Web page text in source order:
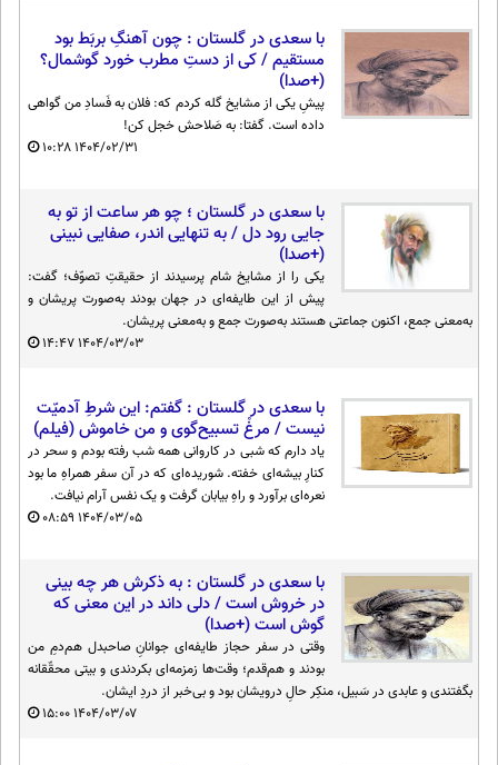
با سعدی در گلستان : چون آهنگِ بربَط بود
مستقیم / کی از دستِ مطرب خورد گوشمال؟
(+صدا)
پیشِ یکی از مشایخ گله کردم که: فلان به فَسادِ من گواهی
داده است. گفتا: به صَلاحش خجل کن!
۱۴۰۴/۰۲/۳۱۱۰:۲۸
با سعدی در گلستان ؛ چو هر ساعت از تو به
جایی رود دل / به تنهایی اندر، صفایی نبینی
(+صدا)
یکی را از مشایخ شام پرسیدند از حقیقتِ تصوّف؛ گفت:
پیش از این طایفه‌ای در جهان بودند به‌صورت پریشان و
به‌معنی جمع، اکنون جماعتی هستند به‌صورت جمع و به‌معنی پریشان.
۱۴۰۴/۰۳/۰۳۱۴:۴۷
با سعدی در گلستان : گفتم: این شرطِ آدمیّت
نیست / مرغْ تسبیح‌گوی و من خاموش (فیلم)
یاد دارم که شبی در کاروانی همه شب رفته بودم و سحر در
کنارِ بیشه‌ای خفته. شوریده‌ای که در آن سفر همراهِ ما بود
نعره‌ای برآورد و راهِ بیابان گرفت و یک نفس آرام نیافت.
۱۴۰۴/۰۳/۰۵ ۰۸:۵۹
با سعدی در گلستان : به ذکرش هر چه بینی
در خروش است / دلی داند در این معنی که
گوش است (+صدا)
وقتی در سفر حجاز طایفه‌ای جوانانِ صاحبدل هم‌دمِ من
بودند و هم‌قدم؛ وقت‌ها زمزمه‌ای بکردندی و بیتی محقّقانه
بگفتندی و عابدی در سَبیل، منکِر حالِ درویشان بود و بی‌خبر از دردِ ایشان.
۱۴۰۴/۰۳/۰۷۱۵:۰۰